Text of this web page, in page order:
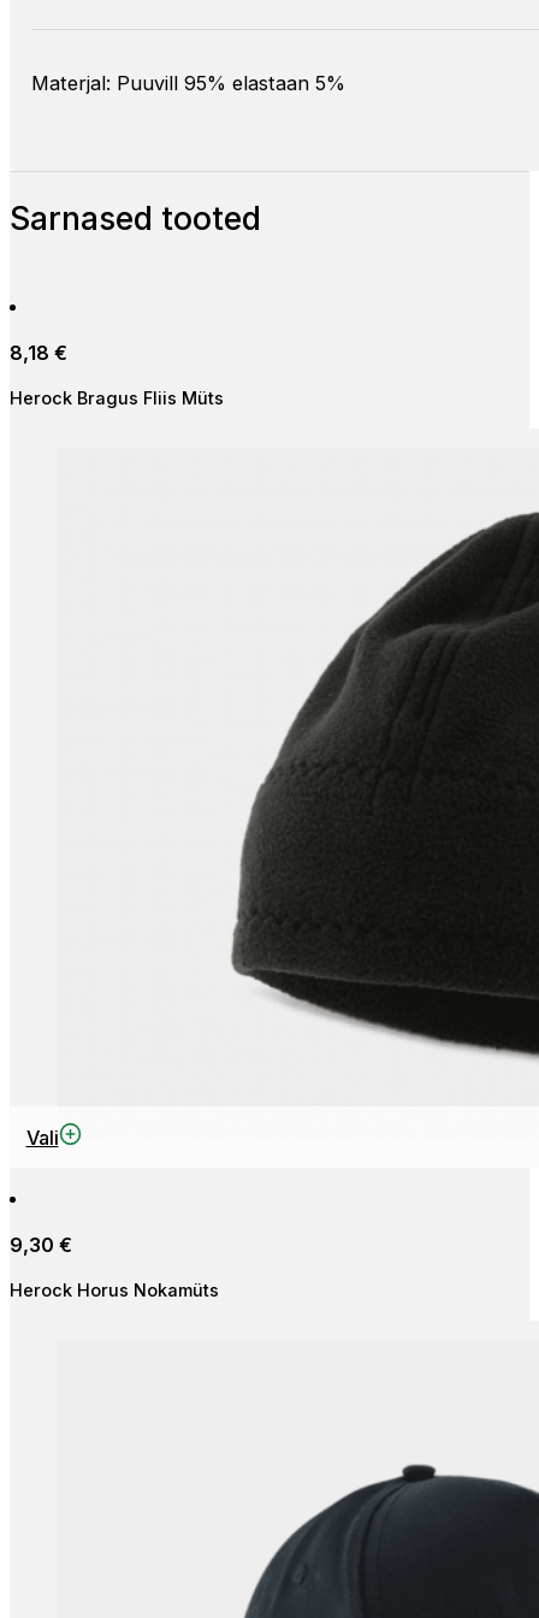
Materjal: Puuvill 95% elastaan 5%
Sarnased tooted
8,18 €
Herock Bragus Fliis Müts
Vali
Sellel
varianti.
saab
9,30 €
Herock Horus Nokamüts